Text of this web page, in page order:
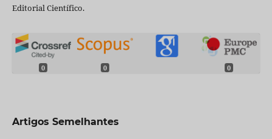
Editorial Científico.
0 0 0
Artigos Semelhantes